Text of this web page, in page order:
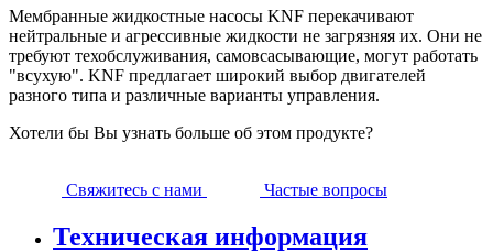
Мембранные жидкостные насосы KNF перекачивают
нейтральные и агрессивные жидкости не загрязняя их. Они не
требуют техобслуживания, самовсасывающие, могут работать
"всухую". KNF предлагает широкий выбор двигателей
разного типа и различные варианты управления.
Хотели бы Вы узнать больше об этом продукте?
Свяжитесь с нами Частые вопросы
Техническая информация